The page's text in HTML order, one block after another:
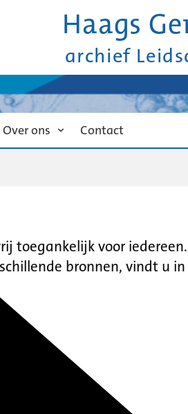
Haags
archief
Over ons Contact
toegankelijk voor
bronnen, vindt u